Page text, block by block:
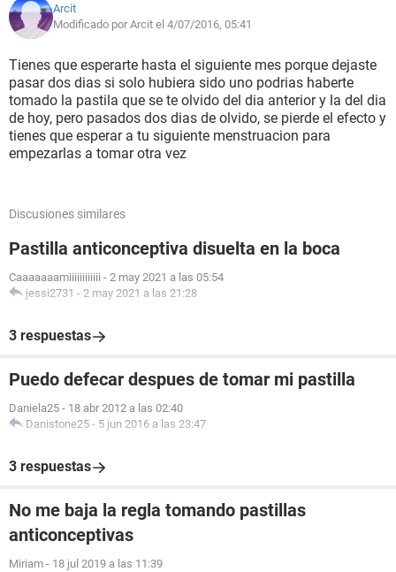
Arcit
Modificado por Arcit el 4/07/2016, 05:41
Tienes que esperarte hasta el siguiente mes porque dejaste
pasar dos dias si solo hubiera sido uno podrias haberte
tomado la pastila que se te olvido del dia anterior y la del dia
de hoy, pero pasados dos dias de olvido, se pierde el efecto y
tienes que esperar a tu siguiente menstruacion para
empezarlas a tomar otra vez
Discusiones similares
Pastilla anticonceptiva disuelta en la boca
Caaaaaaamiiiiiiiiiiii - 2 may 2021 a las 05:54
jessi2731 - 2 may 2021 a las 21:28
3 respuestas
Puedo defecar despues de tomar mi pastilla
Daniela25 - 18 abr 2012 a las 02:40
Danistone25 - 5 jun 2016 a las 23:47
3 respuestas
No me baja la regla tomando pastillas
anticonceptivas
Miriam - 18 jul 2019 a las 11:39